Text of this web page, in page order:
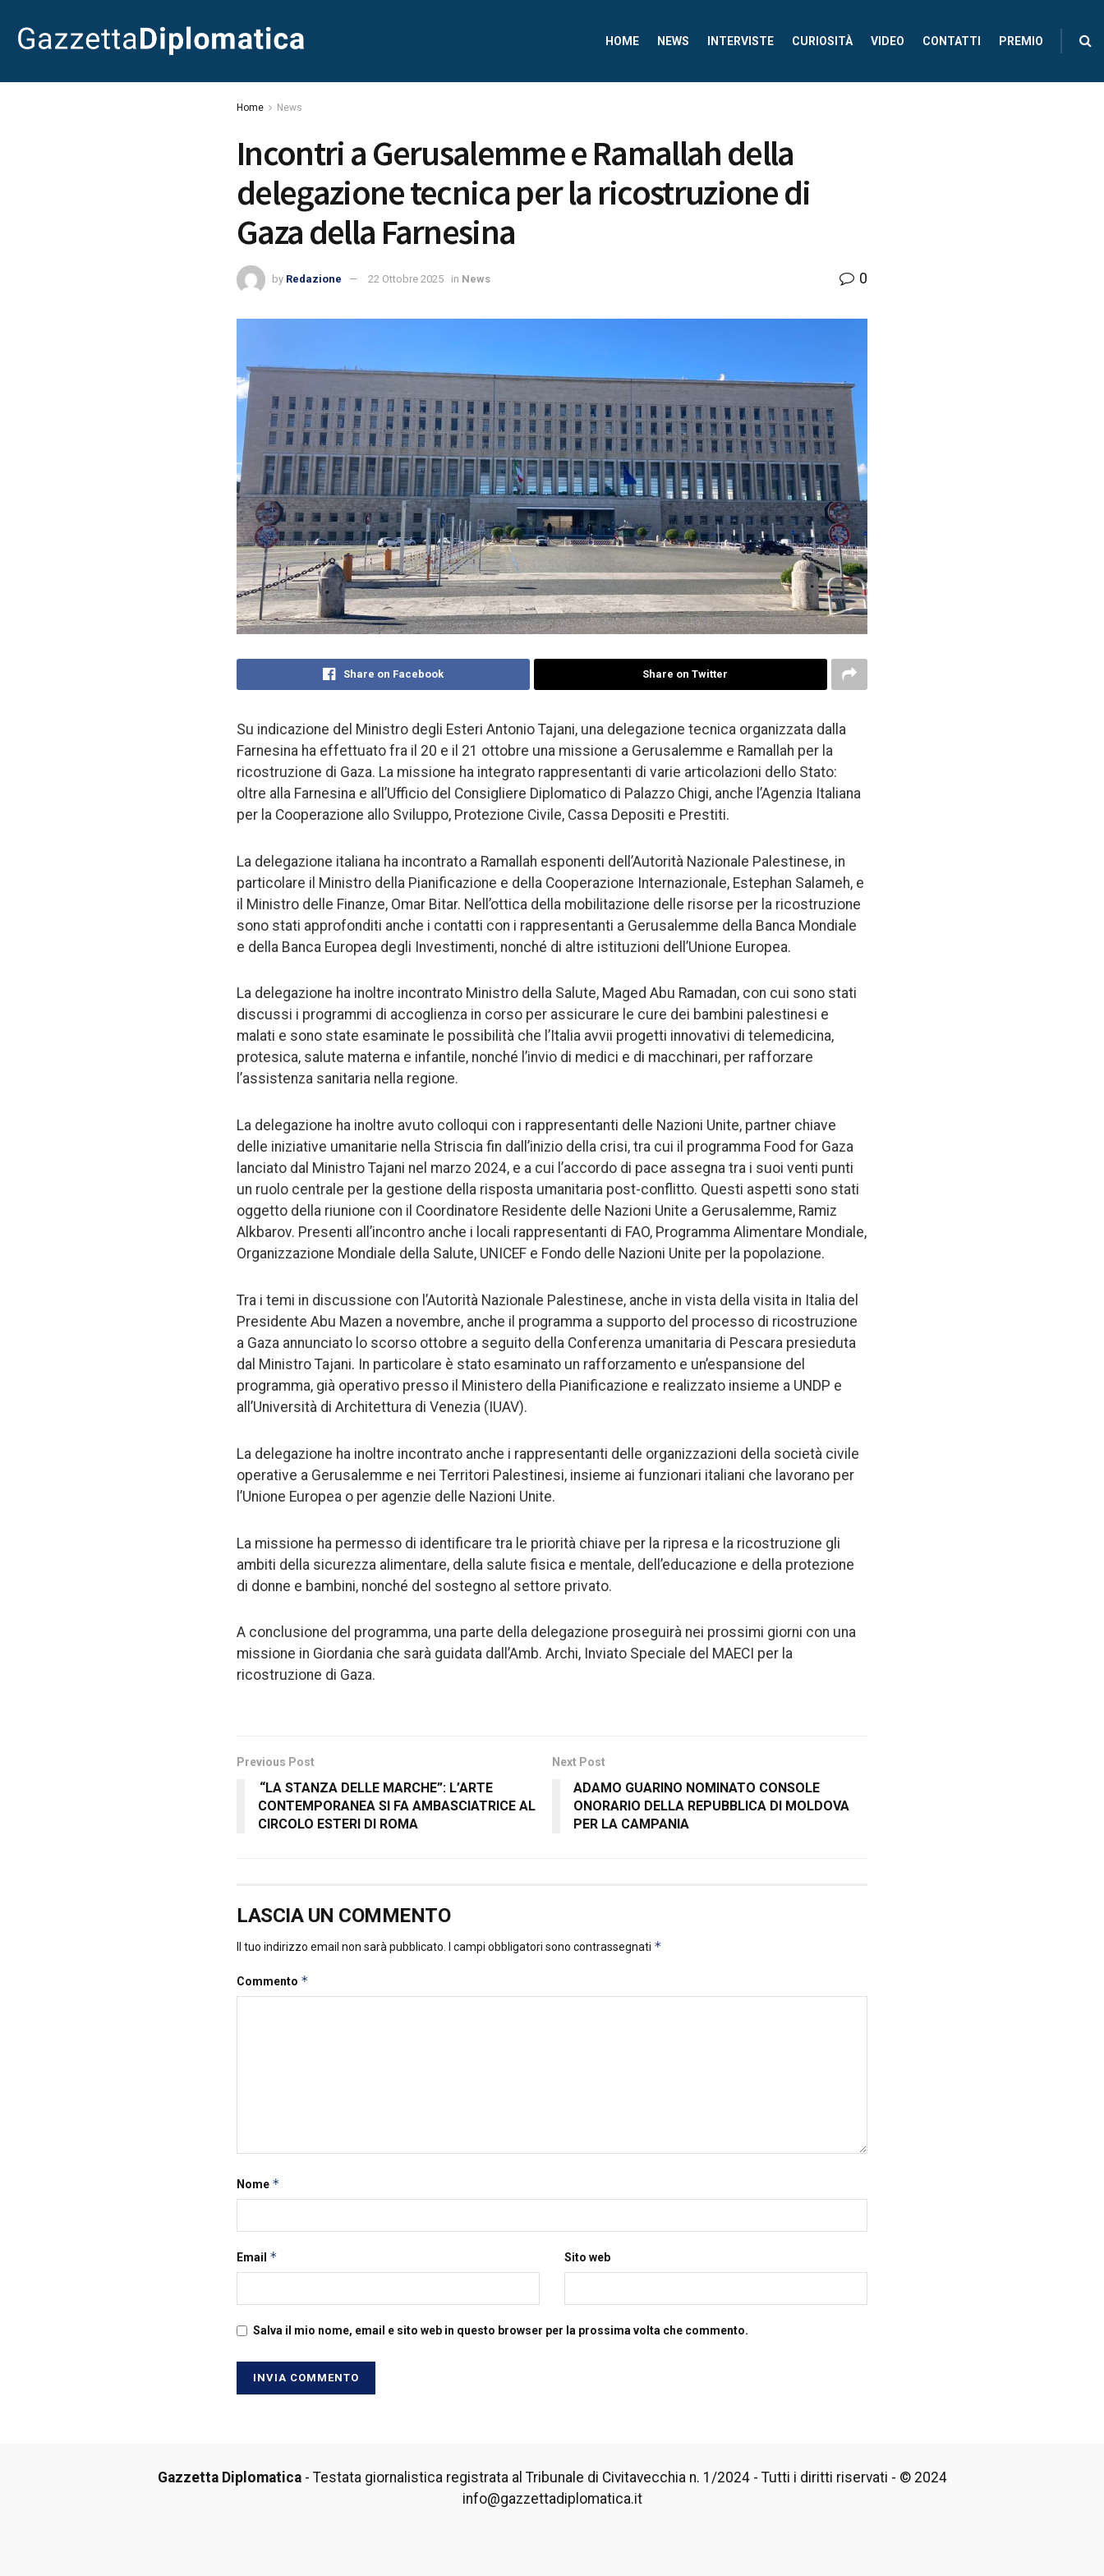
HOME NEWS INTERVISTE CURIOSITÀ VIDEO CONTATTI PREMIO
Home News
Incontri a Gerusalemme e Ramallah della
delegazione tecnica per la ricostruzione di
Gaza della Farnesina
by Redazione 22 Ottobre 2025 in News 0
Share on Facebook Share on Twitter
Su indicazione del Ministro degli Esteri Antonio Tajani, una delegazione tecnica organizzata dalla
Farnesina ha effettuato fra il 20 e il 21 ottobre una missione a Gerusalemme e Ramallah per la
ricostruzione di Gaza. La missione ha integrato rappresentanti di varie articolazioni dello Stato:
oltre alla Farnesina e all’Ufficio del Consigliere Diplomatico di Palazzo Chigi, anche l’Agenzia Italiana
per la Cooperazione allo Sviluppo, Protezione Civile, Cassa Depositi e Prestiti.
La delegazione italiana ha incontrato a Ramallah esponenti dell’Autorità Nazionale Palestinese, in
particolare il Ministro della Pianificazione e della Cooperazione Internazionale, Estephan Salameh, e
il Ministro delle Finanze, Omar Bitar. Nell’ottica della mobilitazione delle risorse per la ricostruzione
sono stati approfonditi anche i contatti con i rappresentanti a Gerusalemme della Banca Mondiale
e della Banca Europea degli Investimenti, nonché di altre istituzioni dell’Unione Europea.
La delegazione ha inoltre incontrato Ministro della Salute, Maged Abu Ramadan, con cui sono stati
discussi i programmi di accoglienza in corso per assicurare le cure dei bambini palestinesi e
malati e sono state esaminate le possibilità che l’Italia avvii progetti innovativi di telemedicina,
protesica, salute materna e infantile, nonché l’invio di medici e di macchinari, per rafforzare
l’assistenza sanitaria nella regione.
La delegazione ha inoltre avuto colloqui con i rappresentanti delle Nazioni Unite, partner chiave
delle iniziative umanitarie nella Striscia fin dall’inizio della crisi, tra cui il programma Food for Gaza
lanciato dal Ministro Tajani nel marzo 2024, e a cui l’accordo di pace assegna tra i suoi venti punti
un ruolo centrale per la gestione della risposta umanitaria post-conflitto. Questi aspetti sono stati
oggetto della riunione con il Coordinatore Residente delle Nazioni Unite a Gerusalemme, Ramiz
Alkbarov. Presenti all’incontro anche i locali rappresentanti di FAO, Programma Alimentare Mondiale,
Organizzazione Mondiale della Salute, UNICEF e Fondo delle Nazioni Unite per la popolazione.
Tra i temi in discussione con l’Autorità Nazionale Palestinese, anche in vista della visita in Italia del
Presidente Abu Mazen a novembre, anche il programma a supporto del processo di ricostruzione
a Gaza annunciato lo scorso ottobre a seguito della Conferenza umanitaria di Pescara presieduta
dal Ministro Tajani. In particolare è stato esaminato un rafforzamento e un’espansione del
programma, già operativo presso il Ministero della Pianificazione e realizzato insieme a UNDP e
all’Università di Architettura di Venezia (IUAV).
La delegazione ha inoltre incontrato anche i rappresentanti delle organizzazioni della società civile
operative a Gerusalemme e nei Territori Palestinesi, insieme ai funzionari italiani che lavorano per
l’Unione Europea o per agenzie delle Nazioni Unite.
La missione ha permesso di identificare tra le priorità chiave per la ripresa e la ricostruzione gli
ambiti della sicurezza alimentare, della salute fisica e mentale, dell’educazione e della protezione
di donne e bambini, nonché del sostegno al settore privato.
A conclusione del programma, una parte della delegazione proseguirà nei prossimi giorni con una
missione in Giordania che sarà guidata dall’Amb. Archi, Inviato Speciale del MAECI per la
ricostruzione di Gaza.
Previous Post
“LA STANZA DELLE MARCHE”: L’ARTE
CONTEMPORANEA SI FA AMBASCIATRICE AL
CIRCOLO ESTERI DI ROMA
Next Post
ADAMO GUARINO NOMINATO CONSOLE
ONORARIO DELLA REPUBBLICA DI MOLDOVA
PER LA CAMPANIA
LASCIA UN COMMENTO
Il tuo indirizzo email non sarà pubblicato. I campi obbligatori sono contrassegnati *
Commento *
Nome *
Email * Sito web
Salva il mio nome, email e sito web in questo browser per la prossima volta che commento.
Gazzetta Diplomatica- Testata giornalistica registrata al Tribunale di Civitavecchia n. 1/2024 - Tutti i diritti riservati - © 2024
info@gazzettadiplomatica.it